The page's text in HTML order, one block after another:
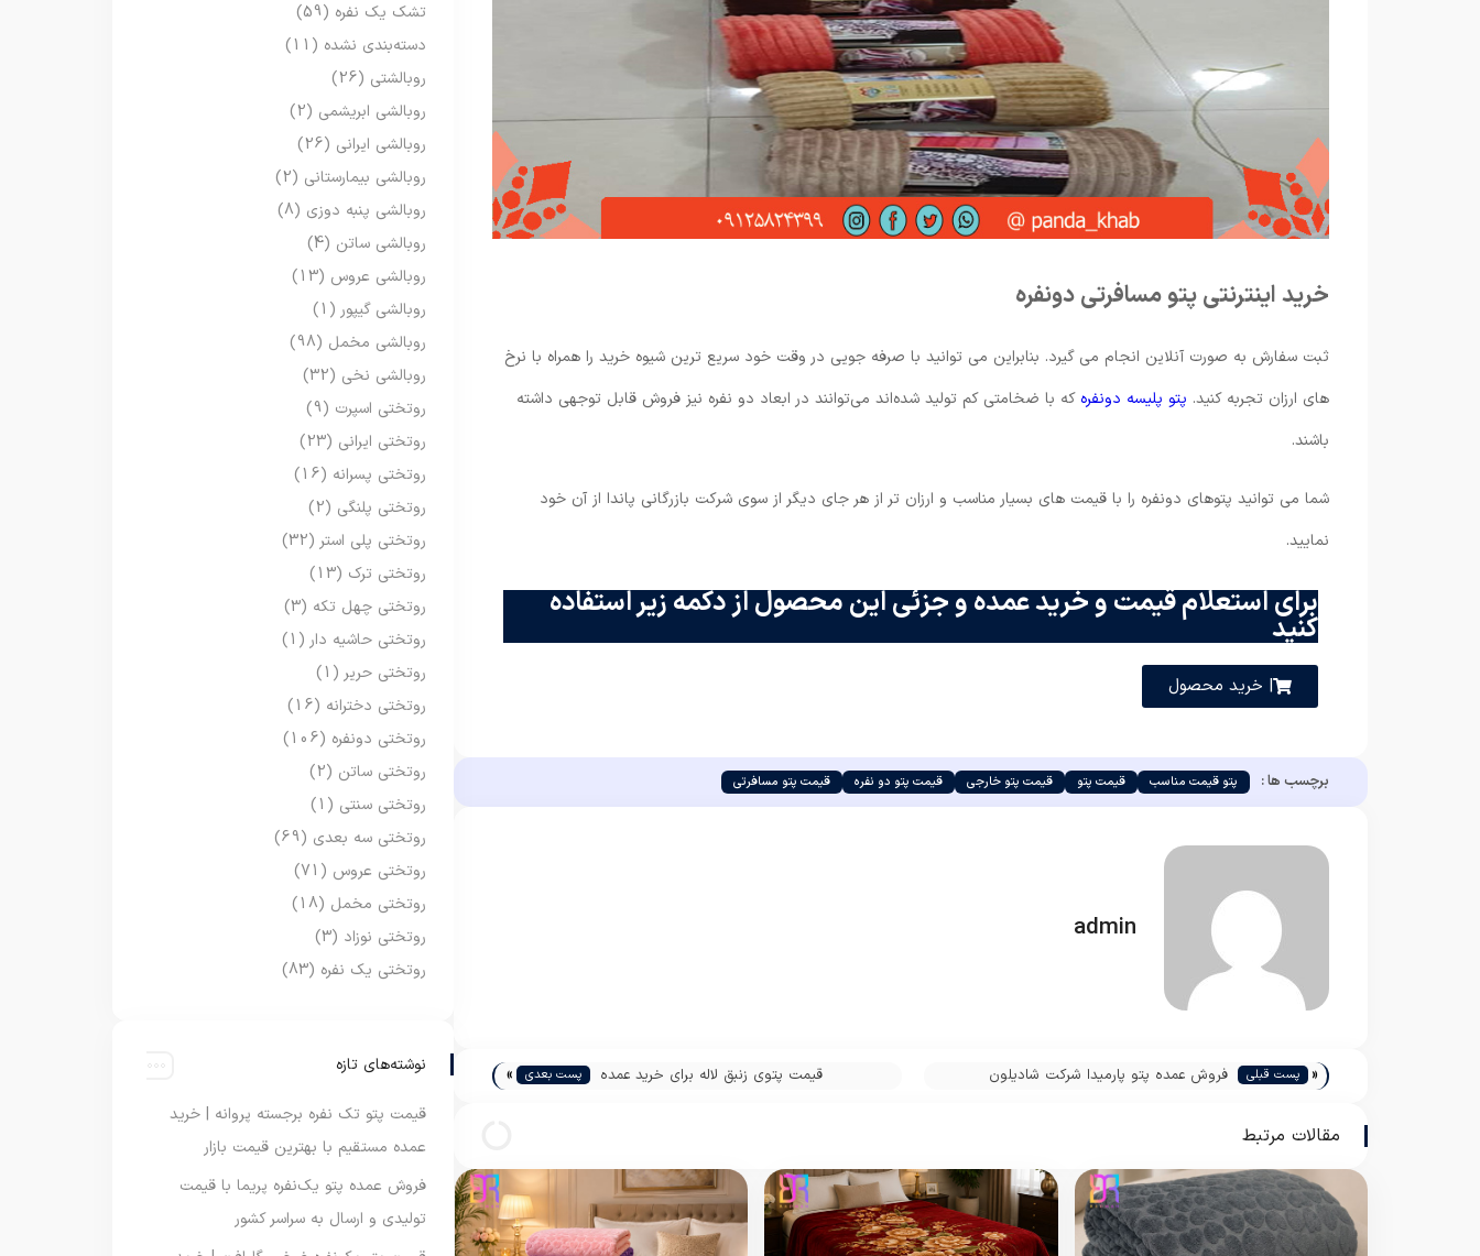
خرید اینترنتی پتو مسافرتی دونفره
ثبت سفارش به صورت آنلاین انجام می گیرد. بنابراین می توانید با صرفه جویی در وقت خود سریع ترین شیوه خرید را همراه با نرخ
های ارزان تجربه کنید. پتو پلیسه دونفره که با ضخامتی کم تولید شده‌اند می‌توانند در ابعاد دو نفره نیز فروش قابل توجهی داشته
باشند.
شما می توانید پتوهای دونفره را با قیمت های بسیار مناسب و ارزان تر از هر جای دیگر از سوی شرکت بازرگانی پاندا از آن خود
نمایید.
برای استعلام قیمت و خرید عمده و جزئی این محصول از دکمه زیر استفاده
کنید
| خرید محصول
برچسب ها : پتو قیمت مناسب قیمت پتو قیمت پتو خارجی قیمت پتو دو نفره قیمت پتو مسافرتی
admin
« پست قبلی فروش عمده پتو پارمیدا شرکت شادیلون قیمت پتوی زنبق لاله برای خرید عمده پست بعدی »
مقالات مرتبط
تشک یک نفره (59)
دسته‌بندی نشده (11)
روبالشتی (26)
روبالشی ابریشمی (2)
روبالشی ایرانی (26)
روبالشی بیمارستانی (2)
روبالشی پنبه دوزی (8)
روبالشی ساتن (4)
روبالشی عروس (13)
روبالشی گیپور (1)
روبالشی مخمل (98)
روبالشی نخی (32)
روتختی اسپرت (9)
روتختی ایرانی (23)
روتختی پسرانه (16)
روتختی پلنگی (2)
روتختی پلی استر (32)
روتختی ترک (13)
روتختی چهل تکه (3)
روتختی حاشیه دار (1)
روتختی حریر (1)
روتختی دخترانه (16)
روتختی دونفره (106)
روتختی ساتن (2)
روتختی سنتی (1)
روتختی سه بعدی (69)
روتختی عروس (71)
روتختی مخمل (18)
روتختی نوزاد (3)
روتختی یک نفره (83)
نوشته‌های تازه
قیمت پتو تک نفره برجسته پروانه | خرید
عمده مستقیم با بهترین قیمت بازار
فروش عمده پتو یک‌نفره پریما با قیمت
تولیدی و ارسال به سراسر کشور